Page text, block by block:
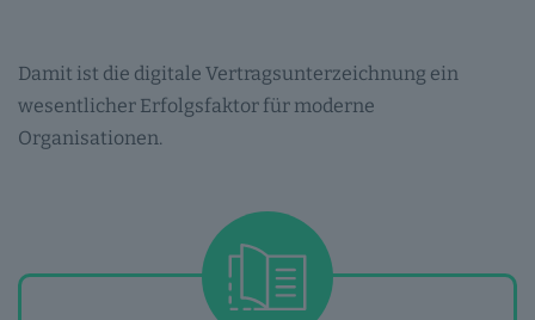
Damit ist die digitale Vertragsunterzeichnung ein
wesentlicher Erfolgsfaktor für moderne
Organisationen.